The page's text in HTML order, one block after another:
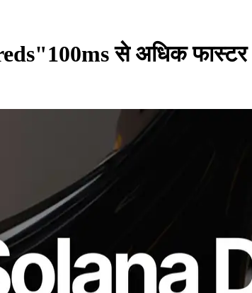
से अधिक फास्टर